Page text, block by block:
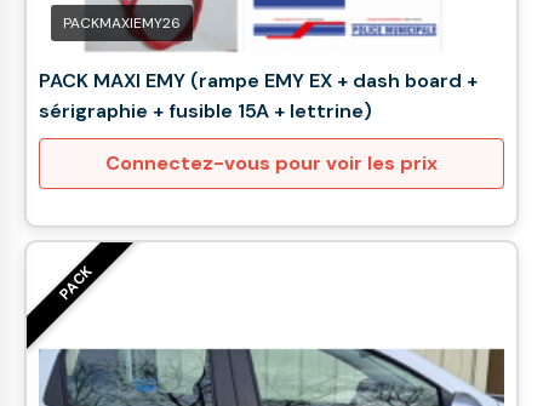
PACKMAXIEMY26
PACK MAXI EMY (rampe EMY EX + dash board +
sérigraphie + fusible 15A + lettrine)
Connectez-vous pour voir les prix
PACK